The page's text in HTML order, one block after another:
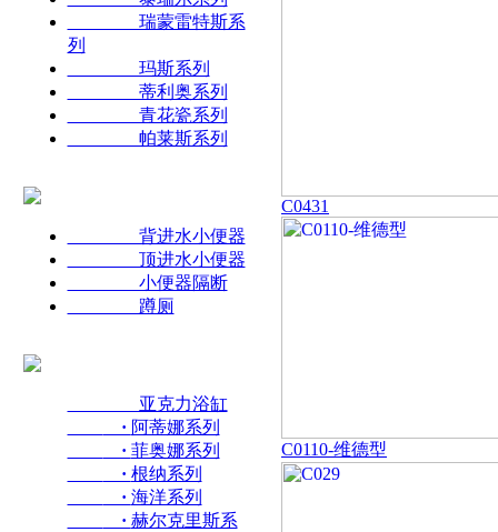
瑞蒙雷特斯系
列
玛斯系列
蒂利奥系列
青花瓷系列
帕莱斯系列
背进水小便器
顶进水小便器
小便器隔断
蹲厕
亚克力浴缸
· 阿蒂娜系列
· 菲奥娜系列
· 根纳系列
· 海洋系列
· 赫尔克里斯系
C0431
C0110-维德型